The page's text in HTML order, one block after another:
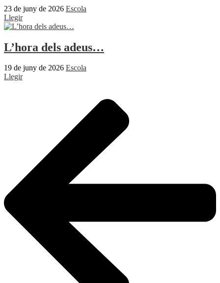
23 de juny de 2026 Escola
Llegir
L’hora dels adeus…
19 de juny de 2026 Escola
Llegir